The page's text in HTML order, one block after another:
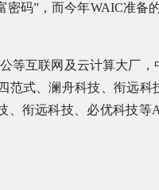
码”，而今年WAIC准备
等互联网及云计算大厂
式、澜舟科技、衔远科
衔远科技、必优科技等